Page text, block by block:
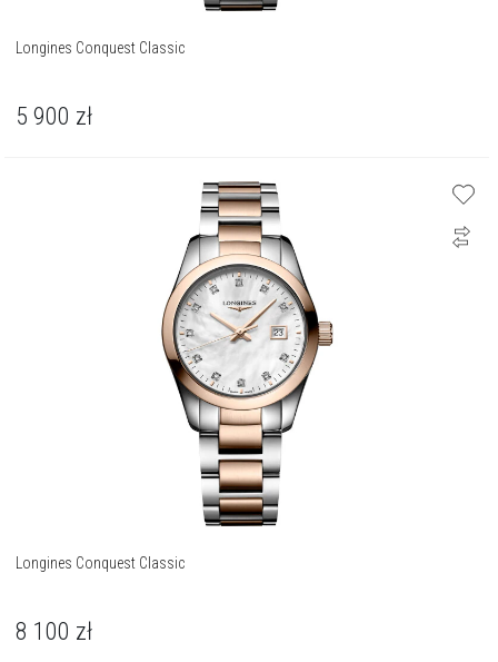
Longines Conquest Classic
5 900 zł
Longines Conquest Classic
8 100 zł